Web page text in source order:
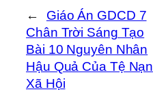
←
Giáo Án GDCD 7
Chân Trời Sáng Tạo
Bài 10 Nguyên Nhân
Hậu Quả Của Tệ Nạn
Xã Hội